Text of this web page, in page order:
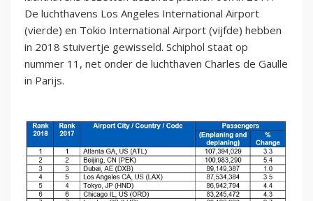
De luchthavens Los Angeles International Airport
(vierde) en Tokio International Airport (vijfde) hebben
in 2018 stuivertje gewisseld. Schiphol staat op
nummer 11, net onder de luchthaven Charles de Gaulle
in Parijs.